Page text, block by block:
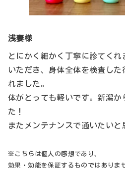
浅妻様
とにかく細かく丁寧に診てく
いただき、身体全体を検査した
れました。
体がとっても軽いです。新潟か
た！
またメンテナンスで通いたいと
※こちらは個人の感想であり、
効果・効能を保証するものではありま